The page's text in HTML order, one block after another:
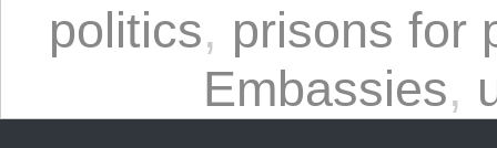
politics, prisons for
Embassies,